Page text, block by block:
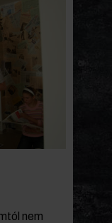
nem